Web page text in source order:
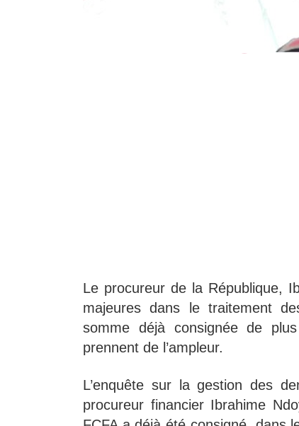
Le procureur de la République,
majeures dans le traitement
somme déjà consignée de
prennent de l’ampleur.
L’enquête sur la gestion des
procureur financier Ibrahime